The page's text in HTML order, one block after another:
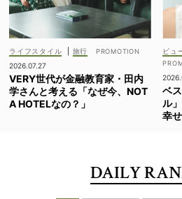
ライフスタイル
旅行
2026.07.27
VERY世代が金融教育家・田内
学さんと考える「なぜ今、NOT
A HOTELなの？」
ビュ
ベ
ル
幸
DAILY